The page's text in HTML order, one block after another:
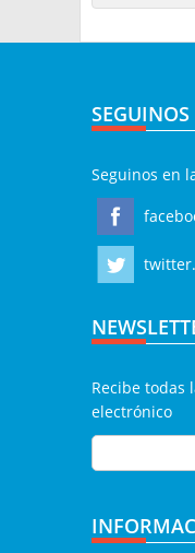
SEGUINOS
Seguinos en
Recibe todas
electrónico